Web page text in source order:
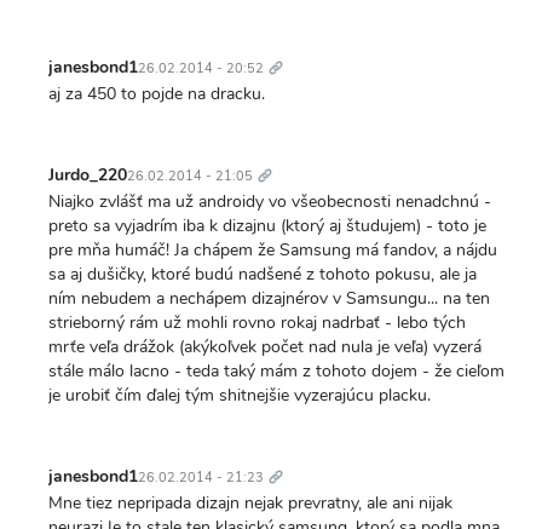
janesbond126.02.2014 - 20:52 odkaz
aj za 450 to pojde na dracku.
Jurdo_22026.02.2014 - 21:05 odkaz
Niajko zvlášť ma už androidy vo všeobecnosti nenadchnú -
preto sa vyjadrím iba k dizajnu (ktorý aj študujem) - toto je
pre mňa humáč! Ja chápem že Samsung má fandov, a nájdu
sa aj dušičky, ktoré budú nadšené z tohoto pokusu, ale ja
ním nebudem a nechápem dizajnérov v Samsungu... na ten
strieborný rám už mohli rovno rokaj nadrbať - lebo tých
mrťe veľa drážok (akýkoľvek počet nad nula je veľa) vyzerá
stále málo lacno - teda taký mám z tohoto dojem - že cieľom
je urobiť čím ďalej tým shitnejšie vyzerajúcu placku.
janesbond126.02.2014 - 21:23 odkaz
Mne tiez nepripada dizajn nejak prevratny, ale ani nijak